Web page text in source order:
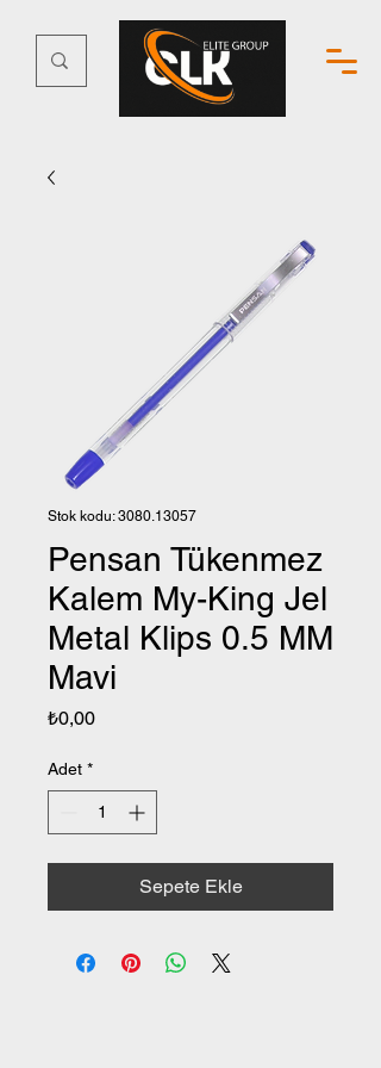
Stok kodu: 3080.13057
Pensan Tükenmez
Kalem My-King Jel
Metal Klips 0.5 MM
Mavi
₺0,00Fiyat
Adet *
Sepete Ekle